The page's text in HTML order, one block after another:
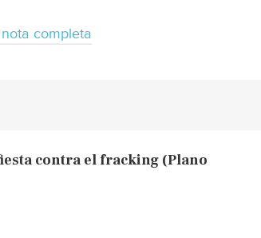
completa
contra el fracking (Plano